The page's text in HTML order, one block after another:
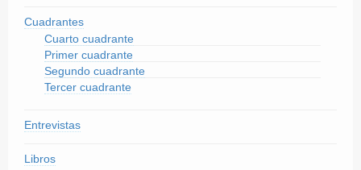
Cuadrantes
Cuarto cuadrante
Primer cuadrante
Segundo cuadrante
Tercer cuadrante
Entrevistas
Libros